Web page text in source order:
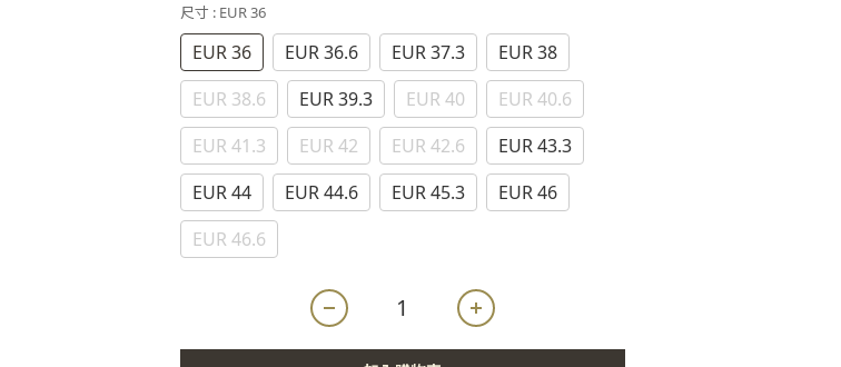
尺寸 : EUR 36
EUR 36 EUR 36.6 EUR 37.3
EUR 38
EUR 38.6
EUR 39.3 EUR 40
EUR 40.6
EUR 41.3
EUR 42 EUR 42.6
EUR 43.3
EUR 44
EUR 44.6 EUR 45.3
EUR 46
EUR 46.6